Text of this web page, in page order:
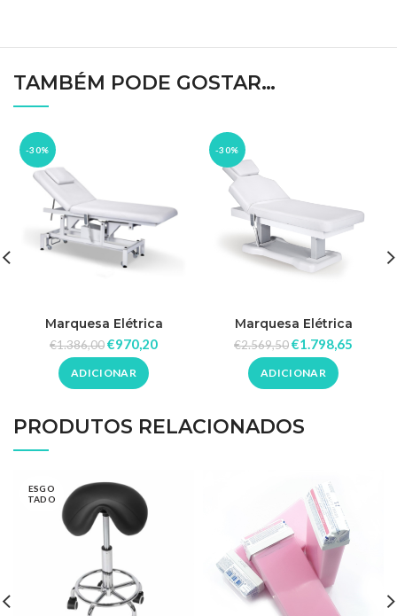
TAMBÉM PODE GOSTAR…
-30%
Marquesa Elétrica
Bipartida Mary
€1.386,00€970,20
ADICIONAR
-30%
Marquesa Elétrica
Tripartida Cecil
€2.569,50€1.798,65
ADICIONAR
PRODUTOS RELACIONADOS
ESGO
TADO